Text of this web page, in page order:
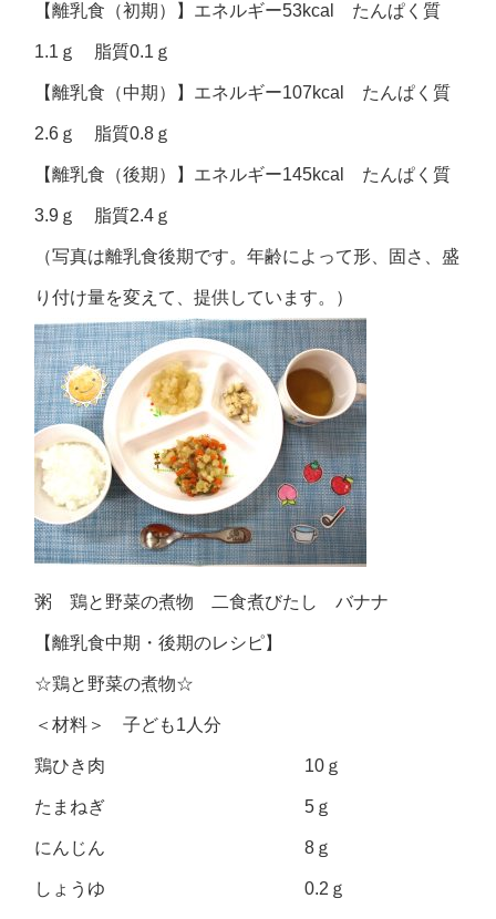
【離乳食（初期）】エネルギー53kcal たんぱく質
1.1ｇ 脂質0.1ｇ
【離乳食（中期）】エネルギー107kcal たんぱく質
2.6ｇ 脂質0.8ｇ
【離乳食（後期）】エネルギー145kcal たんぱく質
3.9ｇ 脂質2.4ｇ
（写真は離乳食後期です。年齢によって形、固さ、盛
り付け量を変えて、提供しています。）
粥 鶏と野菜の煮物 二食煮びたし バナナ
【離乳食中期・後期のレシピ】
☆鶏と野菜の煮物☆
＜材料＞ 子ども1人分
鶏ひき肉 10ｇ
たまねぎ 5ｇ
にんじん 8ｇ
しょうゆ 0.2ｇ